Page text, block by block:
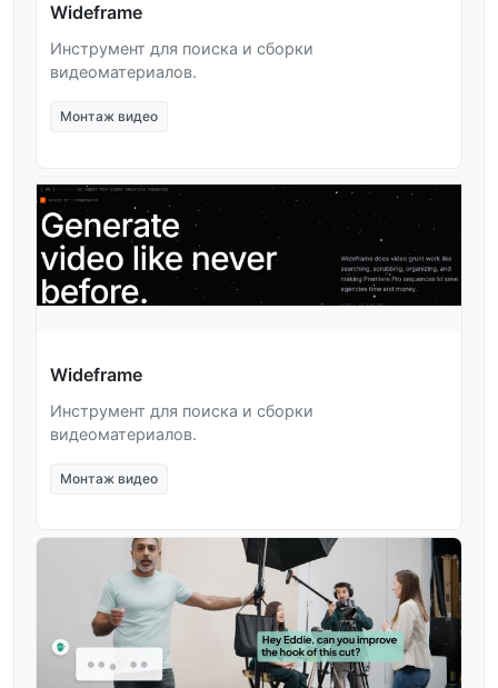
Wideframe
Инструмент для поиска и сборки
видеоматериалов.
Монтаж видео
Wideframe
Инструмент для поиска и сборки
видеоматериалов.
Монтаж видео